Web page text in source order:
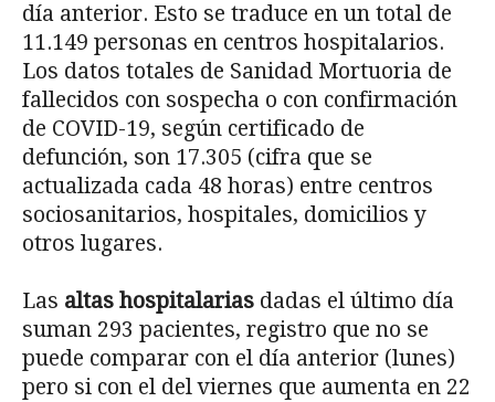
día anterior. Esto se traduce en un total de
11.149 personas en centros hospitalarios.
Los datos totales de Sanidad Mortuoria de
fallecidos con sospecha o con confirmación
de COVID-19, según certificado de
defunción, son 17.305 (cifra que se
actualizada cada 48 horas) entre centros
sociosanitarios, hospitales, domicilios y
otros lugares.
Las altas hospitalarias dadas el último día
suman 293 pacientes, registro que no se
puede comparar con el día anterior (lunes)
pero si con el del viernes que aumenta en 22